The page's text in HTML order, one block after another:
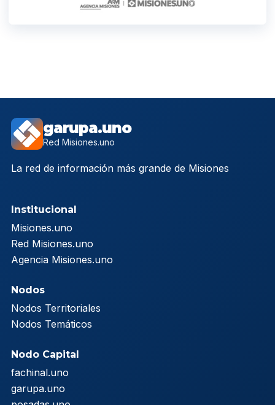
garupa.uno
Red Misiones.uno
La red de información más grande de Misiones
Institucional
Misiones.uno
Red Misiones.uno
Agencia Misiones.uno
Nodos
Nodos Territoriales
Nodos Temáticos
Nodo Capital
fachinal.uno
garupa.uno